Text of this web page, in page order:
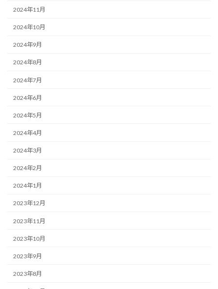
2024年11月
2024年10月
2024年9月
2024年8月
2024年7月
2024年6月
2024年5月
2024年4月
2024年3月
2024年2月
2024年1月
2023年12月
2023年11月
2023年10月
2023年9月
2023年8月